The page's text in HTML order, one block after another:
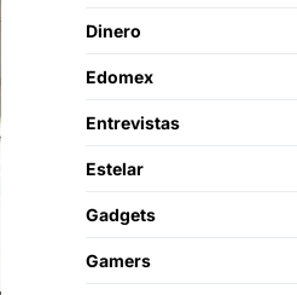
Dinero
Edomex
Entrevistas
Estelar
Gadgets
Gamers